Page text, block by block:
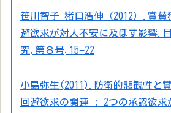
笹川智子 猪口浩伸（2012）.賞賛
避欲求が対人不安に及ぼす影響.
究,第８号,15−22
小島弥生(2011).防衛的悲観性と
回避欲求の関連 : 2つの承認欲求